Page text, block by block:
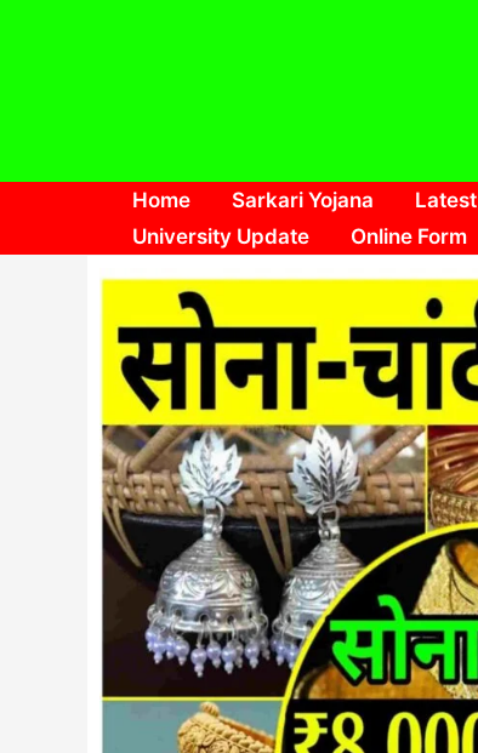
Home Sarkari Yojana
University Update
Online Form